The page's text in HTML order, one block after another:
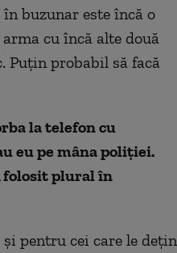
buzunar este încă o
cu încă alte două
Puțin probabil să facă
la telefon cu
eu pe mâna poliției.
folosit plural în
pentru cei care le dețin